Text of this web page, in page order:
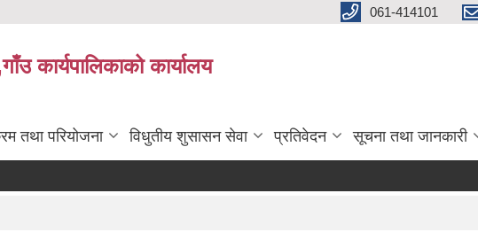
061-414101
कार्यपालिकाको कार्यालय
तथा परियोजना विधुतीय शुसासन सेवा प्रतिवेदन सूचना तथा जानकारी